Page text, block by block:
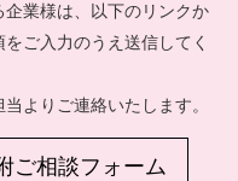
業様は、以下のリンクか
ご入力のうえ送信してく
よりご連絡いたします。
ご相談フォーム